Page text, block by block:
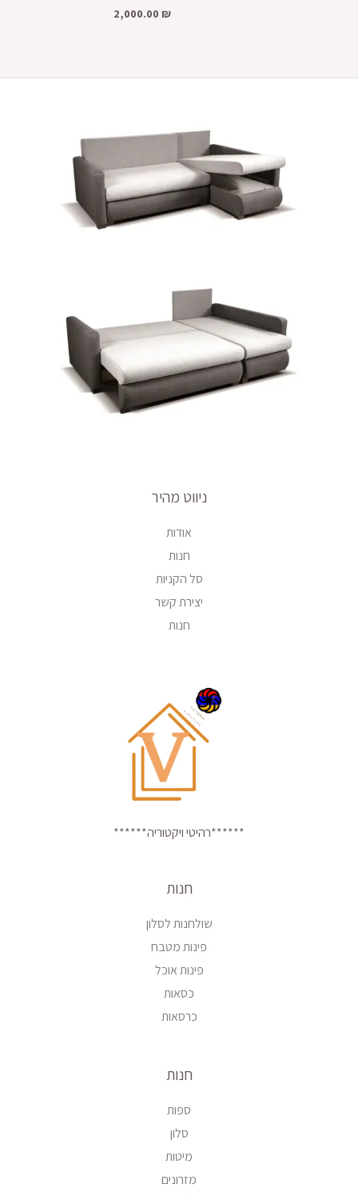
2,000.00 ₪
ניווט מהיר
אודות
חנות
סל הקניות
יצירת קשר
חנות
******רהיטי ויקטוריה******
חנות
שולחנות לסלון
פינות מטבח
פינות אוכל
כסאות
כרסאות
חנות
ספות
סלון
מיטות
מזרונים